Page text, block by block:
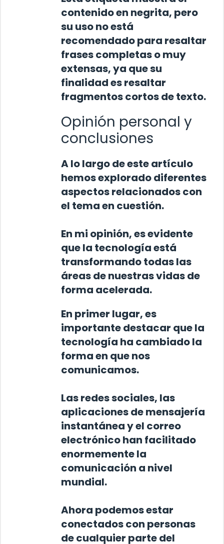
contenido en negrita, pero
su uso no está
recomendado para resaltar
frases completas o muy
extensas, ya que su
finalidad es resaltar
fragmentos cortos de texto.
Opinión personal y
conclusiones
A lo largo de este artículo
hemos explorado diferentes
aspectos relacionados con
el tema en cuestión.
En mi opinión,es evidente
quela tecnología está
transformando todas las
áreas de nuestras vidas de
forma acelerada.
En primer lugar, es
importante destacar quela
tecnología ha cambiado la
forma en que nos
comunicamos.
Las redes sociales, las
aplicaciones de mensajería
instantánea y el correo
electrónico han facilitado
enormemente la
comunicación a nivel
mundial.
Ahora podemos estar
conectados con personas
de cualquier parte del